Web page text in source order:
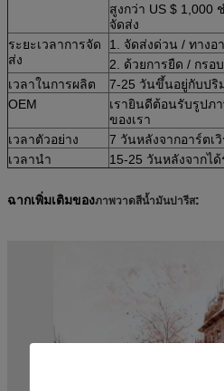
สูงกว่า US $ 1,000
จัดส่ง
ระยะเวลาการจัด
ส่ง
1. จัดส่งด่วน / ทาง
2. ด้วยการยืด / กรอ
เวลาในการผลิต
7-25 วันขึ้นอยู่กับปริ
OEM
เรายินดีต้อนรับรูปภ
ของเรา
เวลาตัวอย่าง
7 วันหลังจากอาร์ตเ
เวลานำ
15-25 วันหลังจากไ
ฉากเพิ่มเติมของภาพวาดสีน้ำมันปารีส: